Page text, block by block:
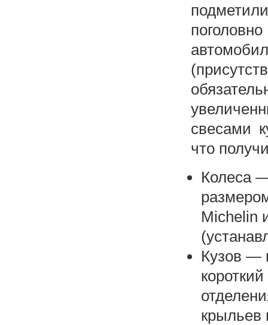
свесами
что
Колеса
Michelin
Кузов —
крыльев